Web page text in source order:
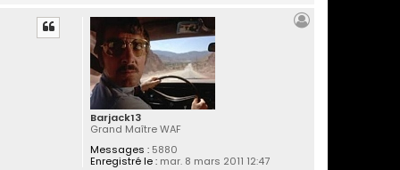
Barjack13
Grand Maître WAF
Messages :5880
Enregistré le :mar. 8 mars 2011 12:47